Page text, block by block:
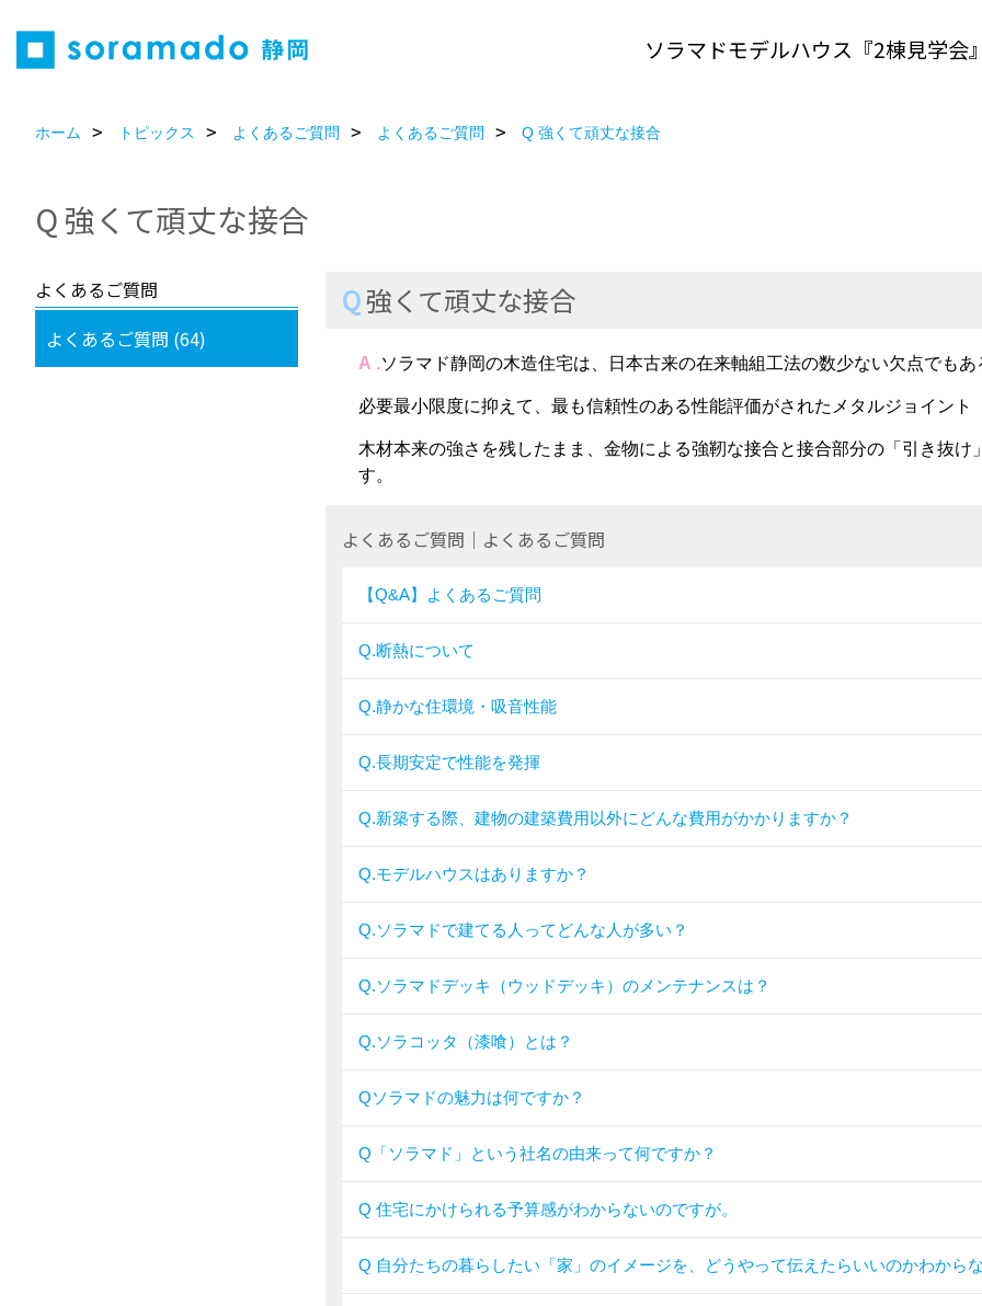
ソラマドモデルハウス『2棟見学会
ホーム トピックス よくあるご質問 よくあるご質問 Q 強くて頑丈な接合
Q 強くて頑丈な接合
Q強くて頑丈な接合
A .ソラマド静岡の木造住宅は、日本古来の在来軸組工法の数少ない欠点でも
必要最小限度に抑えて、最も信頼性のある性能評価がされたメタルジョイン
木材本来の強さを残したまま、金物による強靭な接合と接合部分の「引き抜
す。
よくあるご質問｜よくあるご質問
【Q&A】よくあるご質問
Q.断熱について
Q.静かな住環境・吸音性能
Q.長期安定で性能を発揮
Q.新築する際、建物の建築費用以外にどんな費用がかかりますか？
Q.モデルハウスはありますか？
Q.ソラマドで建てる人ってどんな人が多い？
Q.ソラマドデッキ（ウッドデッキ）のメンテナンスは？
Q.ソラコッタ（漆喰）とは？
Qソラマドの魅力は何ですか？
Q「ソラマド」という社名の由来って何ですか？
Q 住宅にかけられる予算感がわからないのですが。
Q 自分たちの暮らしたい「家」のイメージを、どうやって伝えたらいいのかわから
よくあるご質問
よくあるご質問 (64)